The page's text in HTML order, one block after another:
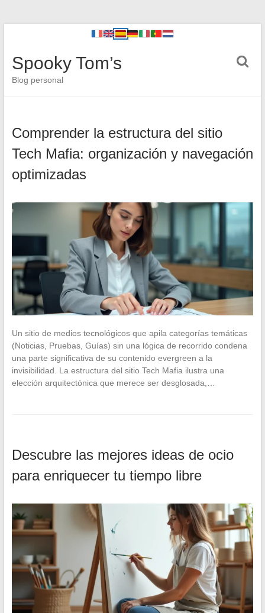
Spooky Tom’s
Blog personal
Comprender la estructura del sitio
Tech Mafia: organización y navegación
optimizadas
Un sitio de medios tecnológicos que apila categorías temáticas
(Noticias, Pruebas, Guías) sin una lógica de recorrido condena
una parte significativa de su contenido evergreen a la
invisibilidad. La estructura del sitio Tech Mafia ilustra una
elección arquitectónica que merece ser desglosada,…
Descubre las mejores ideas de ocio
para enriquecer tu tiempo libre